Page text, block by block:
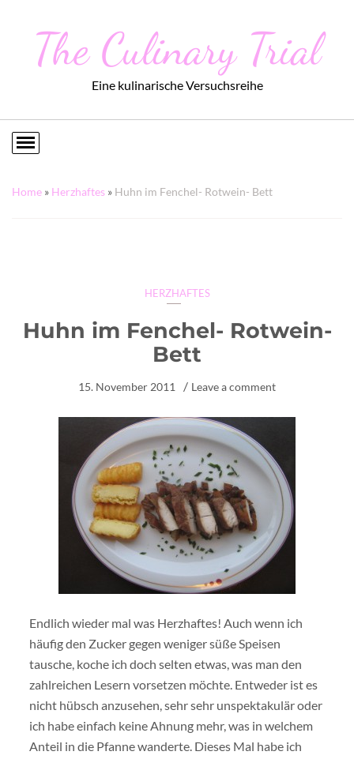
The Culinary Trial
Eine kulinarische Versuchsreihe
Home » Herzhaftes » Huhn im Fenchel- Rotwein- Bett
HERZHAFTES
Huhn im Fenchel- Rotwein-
Bett
15. November 2011 Leave a comment
Endlich wieder mal was Herzhaftes! Auch wenn ich
häufig den Zucker gegen weniger süße Speisen
tausche, koche ich doch selten etwas, was man den
zahlreichen Lesern vorsetzen möchte. Entweder ist es
nicht hübsch anzusehen, sehr sehr unspektakulär oder
ich habe einfach keine Ahnung mehr, was in welchem
Anteil in die Pfanne wanderte. Dieses Mal habe ich